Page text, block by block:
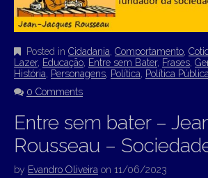
Posted in Cidadania, Comportamento,
Lazer, Educação, Entre sem Bater, Frases,
História, Personagens, Política, Política
0 Comments
Entre sem bater –
Rousseau –
by Evandro Oliveira on 11/06/2023